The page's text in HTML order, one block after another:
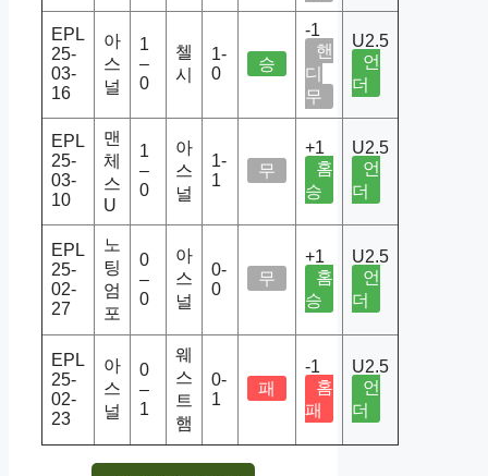
EPL
25-
03-
16
아
스
널
1
–
0
첼
시
1-
0
승
-1
핸
디
무
U2.5
언
더
EPL
25-
03-
10
맨
체
스
U
1
–
0
아
스
널
1-
1
무
+1
홈
승
U2.5
언
더
EPL
25-
02-
27
노
팅
엄
포
0
–
0
아
스
널
0-
0
무
+1
홈
승
U2.5
언
더
EPL
25-
02-
23
아
스
널
0
–
1
웨
스
트
햄
0-
1
패
-1
홈
패
U2.5
언
더